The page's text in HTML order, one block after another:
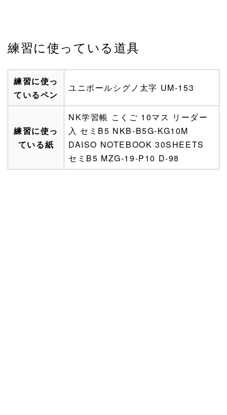
練習に使っている道具
練習に使っ
ているペン
ユニボールシグノ太字 UM-153
練習に使っ
ている紙
NK学習帳 こくご 10マス リーダー
入 セミB5 NKB-B5G-KG10M
DAISO NOTEBOOK 30SHEETS
セミB5 MZG-19-P10 D-98